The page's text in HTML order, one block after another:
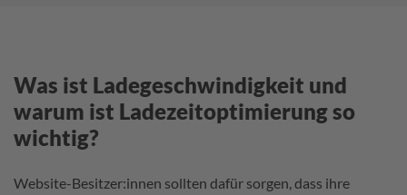
Was ist Ladegeschwindigkeit und
warum ist Ladezeitoptimierung so
wichtig?
Website-Besitzer:innen sollten dafür sorgen, dass ihre